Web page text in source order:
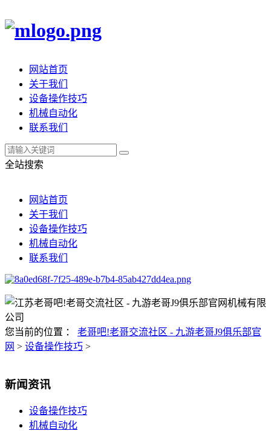
网站首页
关于我们
设备操作技巧
机械自动化
联系我们
全站搜索
网站首页
关于我们
设备操作技巧
机械自动化
联系我们
您当前的位置 ： 老哥吧!老哥交流社区 - 九游老哥J9俱乐部官
网 > 设备操作技巧 >
新闻资讯
设备操作技巧
机械自动化